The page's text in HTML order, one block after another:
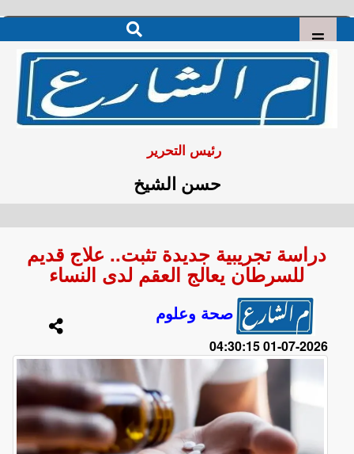
رئيس التحرير
حسن الشيخ
دراسة تجريبية جديدة تثبت.. علاج قديم
للسرطان يعالج العقم لدى النساء
صحة وعلوم
2026-07-01 04:30:15